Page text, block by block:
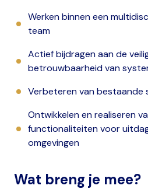
Werken binnen een
team
Actief bijdragen aan de
betrouwbaarheid van
Verbeteren van bestaande
Ontwikkelen en realiseren
functionaliteiten voor
omgevingen
Wat breng je mee?